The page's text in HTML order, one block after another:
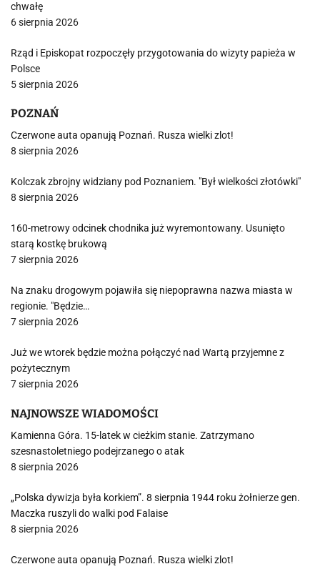
chwałę
6 sierpnia 2026
Rząd i Episkopat rozpoczęły przygotowania do wizyty papieża w
Polsce
5 sierpnia 2026
POZNAŃ
Czerwone auta opanują Poznań. Rusza wielki zlot!
8 sierpnia 2026
Kolczak zbrojny widziany pod Poznaniem. "Był wielkości złotówki"
8 sierpnia 2026
160-metrowy odcinek chodnika już wyremontowany. Usunięto
starą kostkę brukową
7 sierpnia 2026
Na znaku drogowym pojawiła się niepoprawna nazwa miasta w
regionie. "Będzie…
7 sierpnia 2026
Już we wtorek będzie można połączyć nad Wartą przyjemne z
pożytecznym
7 sierpnia 2026
NAJNOWSZE WIADOMOŚCI
Kamienna Góra. 15-latek w cieżkim stanie. Zatrzymano
szesnastoletniego podejrzanego o atak
8 sierpnia 2026
„Polska dywizja była korkiem”. 8 sierpnia 1944 roku żołnierze gen.
Maczka ruszyli do walki pod Falaise
8 sierpnia 2026
Czerwone auta opanują Poznań. Rusza wielki zlot!